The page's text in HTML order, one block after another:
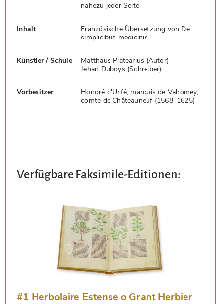
nahezu jeder Seite
Inhalt
Französische Übersetzung von De
simplicibus medicinis
Künstler / Schule
Matthäus Platearius (Autor)
Jehan Duboys (Schreiber)
Vorbesitzer
Honoré d'Urfé, marquis de Valromey,
comte de Châteauneuf (1568–1625)
Verfügbare Faksimile-Editionen:
#1 Herbolaire Estense o Grant Herbier